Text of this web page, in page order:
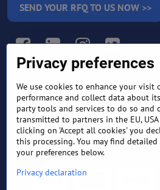
SEND YOUR RFQ TO US NOW >>
TERMS AND CONDITIONS
FREQUENTLY ASKED
QUESTIONS
Privacy preferences
We use cookies to enhance your visit
performance and collect data about
party tools and services to do so and
transmitted to partners in the EU,
clicking on 'Accept all cookies' you
this processing. You may find
your preferences below.
Privacy declaration